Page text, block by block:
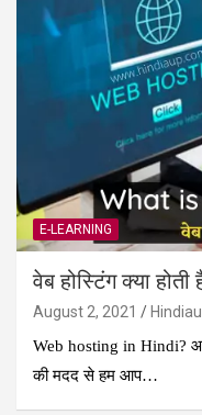
E-LEARNING
वेब होस्टिंग क्या होती
August 2, 2021
Web hosting in Hindi?
की मदद से हम आप…